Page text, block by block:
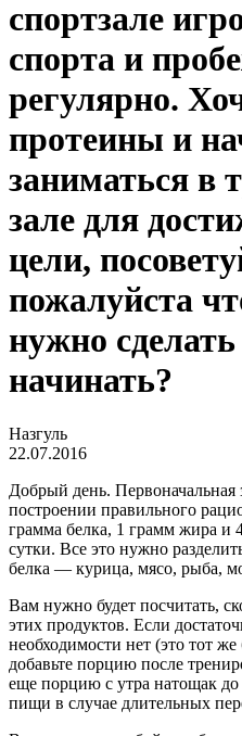
спортзале
спорта и
регулярно.
протеины и
заниматься в
зале для
цели,
пожалуйста
нужно сделать
начинать?
Назгуль
22.07.2016
Добрый день. Первоначальная
построении правильного
грамма белка, 1 грамм жира и
сутки. Все это нужно
белка — курица, мясо, рыба,
Вам нужно будет посчитать,
этих продуктов. Если
необходимости нет (это тот
добавьте порцию после
еще порцию с утра натощак
пищи в случае длительных